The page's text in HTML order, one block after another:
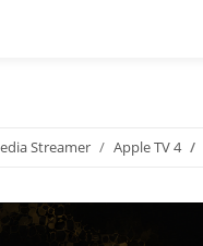
Streamer Apple TV 4